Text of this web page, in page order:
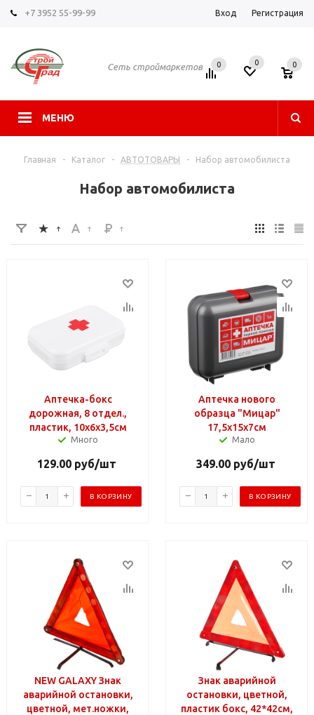
+7 3952 55-99-99 Вход Регистрация
Сеть строймаркетов
МЕНЮ
0 0 0
Главная - Каталог - АВТОТОВАРЫ - Набор автомобилиста
Набор автомобилиста
Аптечка-бокс
дорожная, 8 отдел.,
пластик, 10х6х3,5см
Много
129.00руб/шт
В КОРЗИНУ
Аптечка нового
образца "Мицар"
17,5x15x7см
Мало
349.00руб/шт
В КОРЗИНУ
NEW GALAXY Знак
аварийной остановки,
цветной, мет.ножки,
Знак аварийной
остановки, цветной,
пластик бокс, 42*42см,